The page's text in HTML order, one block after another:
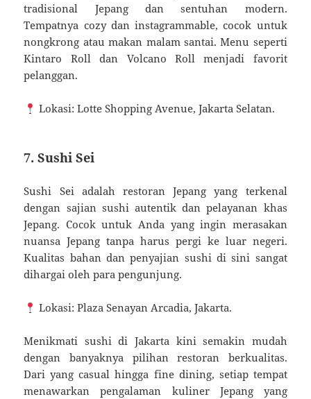
tradisional Jepang dan sentuhan modern.
Tempatnya cozy dan instagrammable, cocok untuk
nongkrong atau makan malam santai. Menu seperti
Kintaro Roll dan Volcano Roll menjadi favorit
pelanggan.
Lokasi: Lotte Shopping Avenue, Jakarta Selatan.
7. Sushi Sei
Sushi Sei adalah restoran Jepang yang terkenal
dengan sajian sushi autentik dan pelayanan khas
Jepang. Cocok untuk Anda yang ingin merasakan
nuansa Jepang tanpa harus pergi ke luar negeri.
Kualitas bahan dan penyajian sushi di sini sangat
dihargai oleh para pengunjung.
Lokasi: Plaza Senayan Arcadia, Jakarta.
Menikmati sushi di Jakarta kini semakin mudah
dengan banyaknya pilihan restoran berkualitas.
Dari yang casual hingga fine dining, setiap tempat
menawarkan pengalaman kuliner Jepang yang